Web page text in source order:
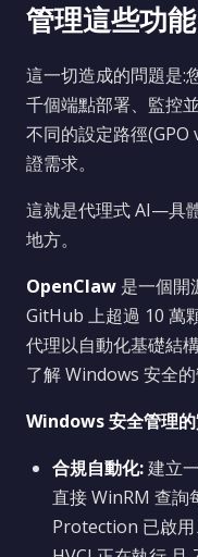
管理這些功能
這一切造成的問題是:
千個端點部署、監控
不同的設定路徑
證需求。
這就是代理式 AI—具
地方。
OpenClaw 是一個開
GitHub 上超過 10 萬
代理以自動化基礎結
了解 Windows 安全的
Windows 安全管理
合規自動化:建立
直接 WinRM 查
Protection 已啟用